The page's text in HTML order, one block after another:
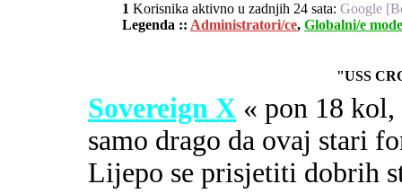
1 Korisnika aktivno u zadnjih 24 sata: Google
Legenda :: Administratori/ce, Globalni/e
"USS
Sovereign X « pon 18
samo drago da ovaj stari
Lijepo se prisjetiti dobrih